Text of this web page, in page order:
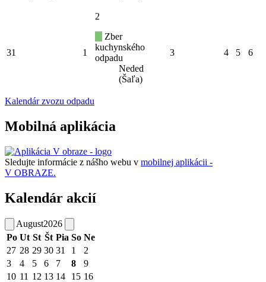
31 1
2
Zber
kuchynského
odpadu
Neded
(Šaľa)
3 4 5 6
Kalendár zvozu odpadu
Mobilná aplikácia
Sledujte informácie z nášho webu v mobilnej aplikácii -
V OBRAZE.
Kalendár akcií
August2026
Po Ut St Št Pia So Ne
27 28 29 30 31 1
2
3
4 5 6 7 8
9
10 11 12 13 14 15 16